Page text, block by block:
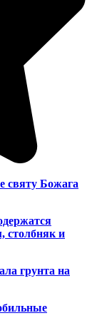
святу Божага
столбняк и
грунта на